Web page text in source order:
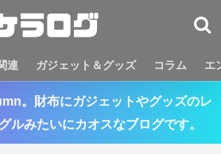
連 ガジェット＆グッズ コラム エ
。財布にガジェットやグッズのレ
ルみたいにカオスなブログです。